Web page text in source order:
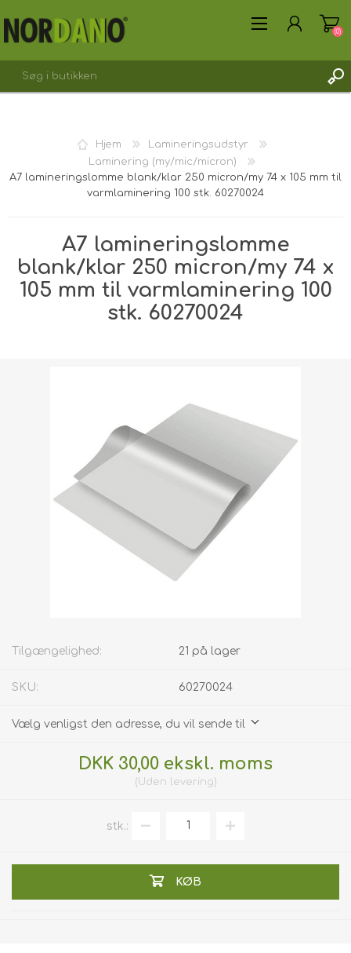
OPRET DIG SOM KUNDE
(0)
Hjem
Lamineringsudstyr
Laminering (my/mic/micron)
A7 lamineringslomme blank/klar 250 micron/my 74 x 105 mm til
varmlaminering 100 stk. 60270024
A7 lamineringslomme
blank/klar 250 micron/my 74 x
105 mm til varmlaminering 100
stk. 60270024
Tilgængelighed: 21 på lager
SKU: 60270024
Vælg venligst den adresse, du vil sende til
DKK 30,00 ekskl. moms
Uden levering
stk.:
KØB